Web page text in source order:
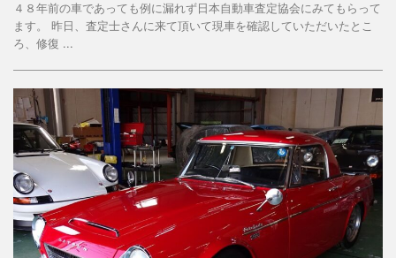
４８年前の車であっても例に漏れず日本自動車査定協会にみてもらって
ます。 昨日、査定士さんに来て頂いて現車を確認していただいたとこ
ろ、修復 ...